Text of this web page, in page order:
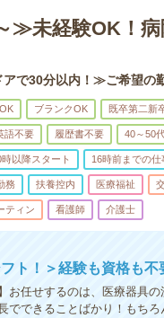
≫未経験OK！
で30分以内！≫ご希望の勤
ブランクOK 既卒第二新
語不要 履歴書不要 40～50
以降スタート 16時前までの仕
務 扶養控内 医療福祉
ティン 看護師 介護士
ト！＞経験も資格も不
お任せするのは、医療器具
でできることばかり！もち